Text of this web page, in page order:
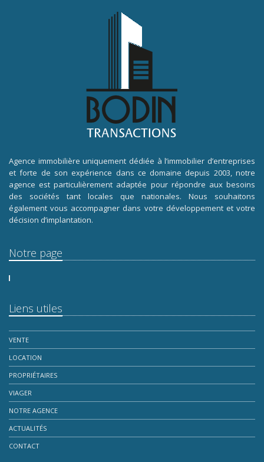
Agence immobilière uniquement dédiée à l’immobilier d’entreprises
et forte de son expérience dans ce domaine depuis 2003, notre
agence est particulièrement adaptée pour répondre aux besoins
des sociétés tant locales que nationales. Nous souhaitons
également vous accompagner dans votre développement et votre
décision d’implantation.
Notre page
Liens utiles
VENTE
LOCATION
PROPRIÉTAIRES
VIAGER
NOTRE AGENCE
ACTUALITÉS
CONTACT